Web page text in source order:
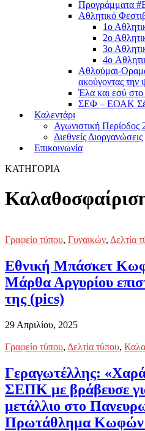
Προγράμματα
Αθλητικό
1ο
2ο
3ο
4o
Αθλούμαι-
ακούγοντας την
Έλα και εσύ
ΣΕΦ – ΕΟΑΚ
Καλεντάρι
Αγωνιστική Περίοδος
Διεθνείς Διοργανώσεις
Επικοινωνία
ΚΑΤΗΓΟΡΙΑ
Γραφείο τύπου, Γυναικών, Δελτία
Εθνική Μπάσκετ
Μάρθα Αργυρίου
της (pics)
29 Απριλίου, 2025
Γραφείο τύπου, Δελτία τύπου,
Γεραγωτέλλης:
ΣΕΠΚ με βράβευσε
μετάλλιο στο
Πρωτάθλημα Κωφών